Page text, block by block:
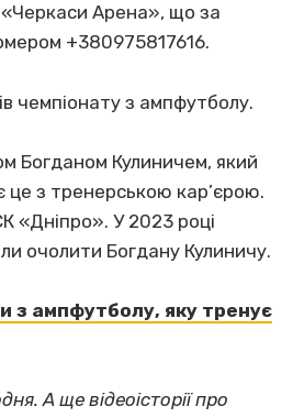
«Черкаси Арена», що за
+380975817616.
чемпіонату з ампфутболу.
Богданом Кулиничем, який
це з тренерською кар’єрою.
«Дніпро». У 2023 році
очолити Богдану Кулиничу.
з ампфутболу, яку тренує
А ще відеоісторії про